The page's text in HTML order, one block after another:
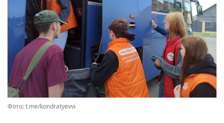
Фото: t.me/kondratyevvi